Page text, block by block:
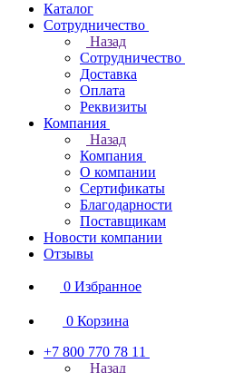
Каталог
Сотрудничество
Назад
Сотрудничество
Доставка
Оплата
Реквизиты
Компания
Назад
Компания
О компании
Сертификаты
Благодарности
Поставщикам
Новости компании
Отзывы
0 Избранное
0 Корзина
+7 800 770 78 11
Назад